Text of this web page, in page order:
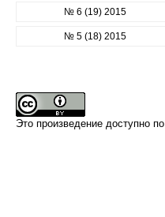
№ 6 (19) 2015
№ 5 (18) 2015
Это произведение доступно по